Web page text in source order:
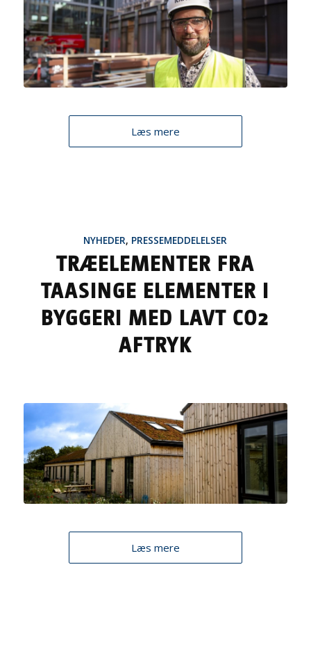
Læs mere
NYHEDER, PRESSEMEDDELELSER
TRÆELEMENTER FRA
TAASINGE ELEMENTER I
BYGGERI MED LAVT CO2
AFTRYK
Læs mere